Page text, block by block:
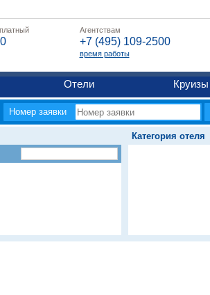
Агентствам
+7 (495) 109-2500
время работы
Отели Круизы
Номер заявки
Категория отеля